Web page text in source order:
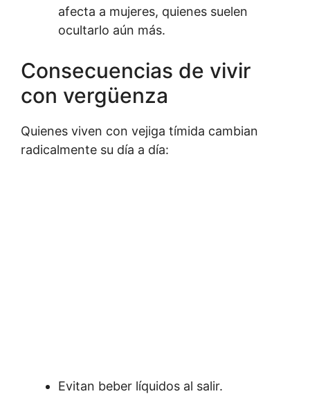
afecta a mujeres, quienes suelen
ocultarlo aún más.
Consecuencias de vivir
con vergüenza
Quienes viven con vejiga tímida cambian
radicalmente su día a día:
Evitan beber líquidos al salir.